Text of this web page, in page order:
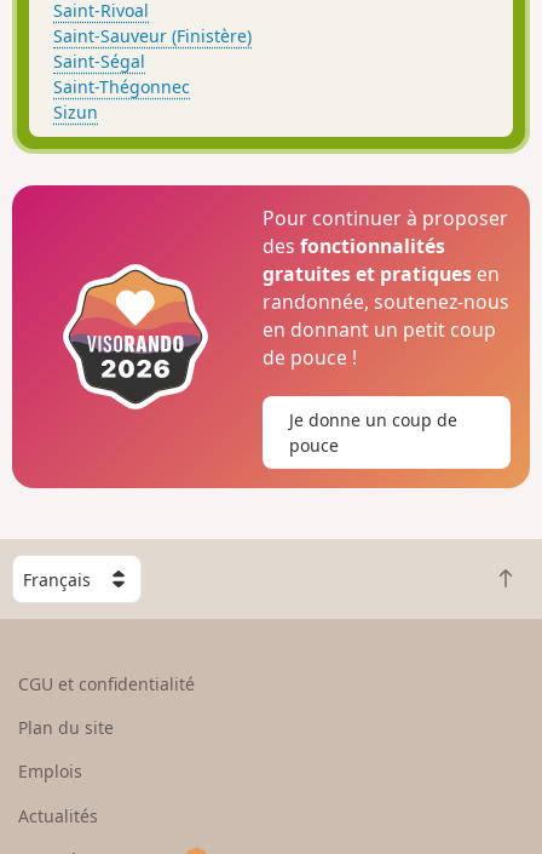
Saint-Rivoal
Saint-Sauveur (Finistère)
Saint-Ségal
Saint-Thégonnec
Sizun
Pour continuer à proposer
desfonctionnalités
gratuites et pratiques en
randonnée, soutenez-nous
en donnant un petit coup
de pouce !
Je donne un coup de
pouce
C
h
o
e
u
R
e
CGU et confidentialité
Plan du site
Emplois
Actualités